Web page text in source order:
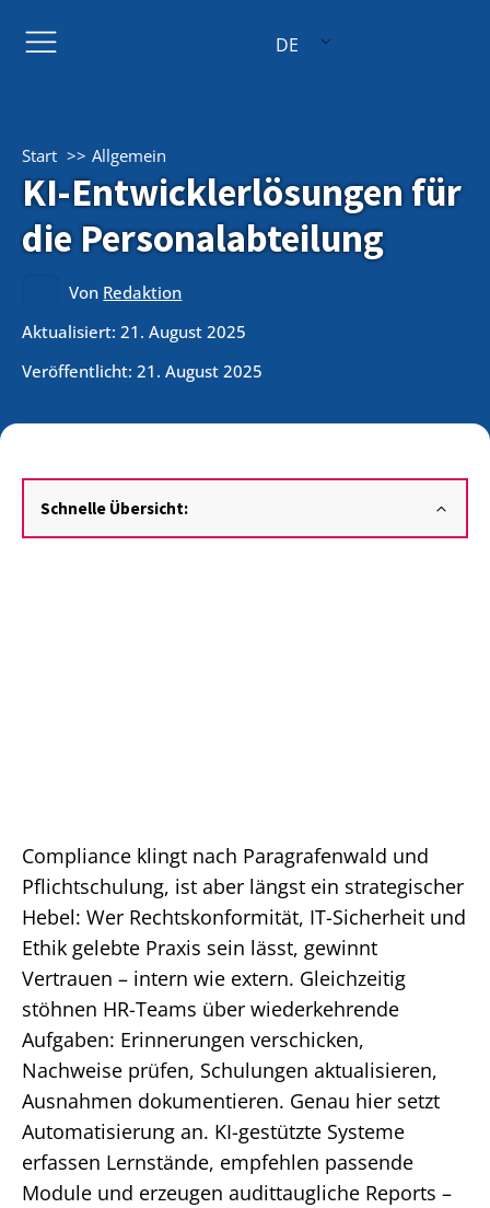
DE
Start Allgemein
KI-Entwicklerlösungen für
die Personalabteilung
Von Redaktion
Aktualisiert: 21. August 2025
Veröffentlicht: 21. August 2025
Schnelle Übersicht:
Compliance klingt nach Paragrafenwald und
Pflichtschulung, ist aber längst ein strategischer
Hebel: Wer Rechtskonformität, IT-Sicherheit und
Ethik gelebte Praxis sein lässt, gewinnt
Vertrauen – intern wie extern. Gleichzeitig
stöhnen HR-Teams über wiederkehrende
Aufgaben: Erinnerungen verschicken,
Nachweise prüfen, Schulungen aktualisieren,
Ausnahmen dokumentieren. Genau hier setzt
Automatisierung an. KI-gestützte Systeme
erfassen Lernstände, empfehlen passende
Module und erzeugen audittaugliche Reports –